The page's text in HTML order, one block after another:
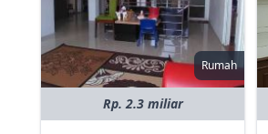
Rumah
Rp. 2.3 miliar